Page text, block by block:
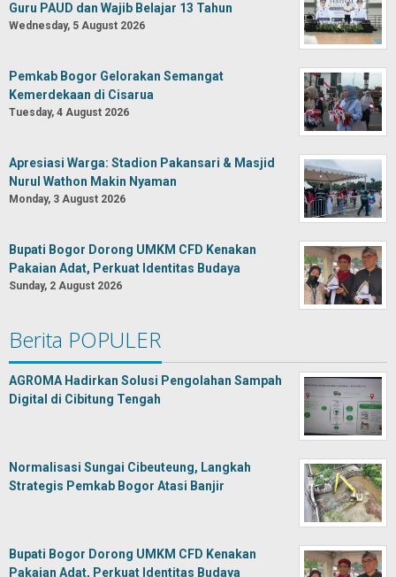
Guru PAUD dan Wajib Belajar 13 Tahun
Wednesday, 5 August 2026
Pemkab Bogor Gelorakan Semangat
Kemerdekaan di Cisarua
Tuesday, 4 August 2026
Apresiasi Warga: Stadion Pakansari & Masjid
Nurul Wathon Makin Nyaman
Monday, 3 August 2026
Bupati Bogor Dorong UMKM CFD Kenakan
Pakaian Adat, Perkuat Identitas Budaya
Sunday, 2 August 2026
Berita POPULER
AGROMA Hadirkan Solusi Pengolahan Sampah
Digital di Cibitung Tengah
Normalisasi Sungai Cibeuteung, Langkah
Strategis Pemkab Bogor Atasi Banjir
Bupati Bogor Dorong UMKM CFD Kenakan
Pakaian Adat, Perkuat Identitas Budaya